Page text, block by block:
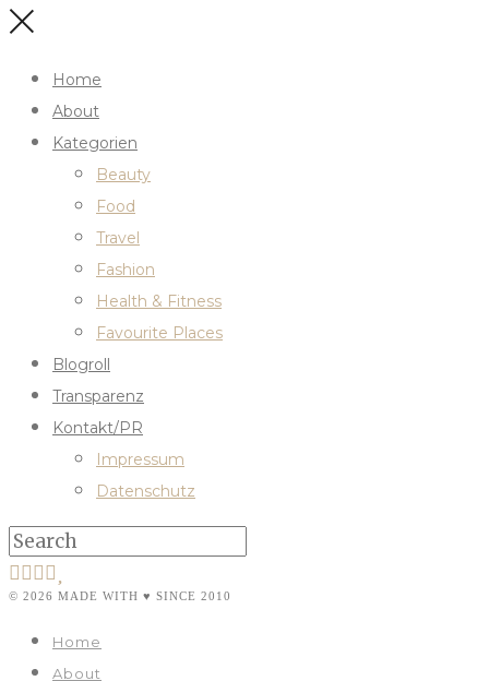
Home
About
Kategorien
Beauty
Food
Travel
Fashion
Health & Fitness
Favourite Places
Blogroll
Transparenz
Kontakt/PR
Impressum
Datenschutz
© 2026 MADE WITH ♥ SINCE 2010
Home
About